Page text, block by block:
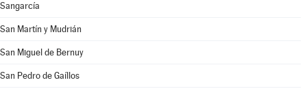
Sangarcía
San Martín y Mudrián
San Miguel de Bernuy
San Pedro de Gaíllos